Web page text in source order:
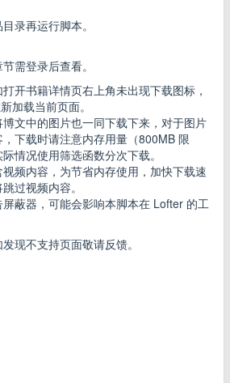
录再运行脚本。
需登录后查看。
开书籍详情页右上角未出现下载图标，
加载当前页面。
文中的图片也一同下载下来，对于图片
下载时请注意内存用量（800MB 限
情况使用筛选函数分次下载。
频内容，为节省内存使用，加快下载速
过视频内容。
蔽器，可能会影响本脚本在 Lofter 的工
现不支持页面敬请反馈。